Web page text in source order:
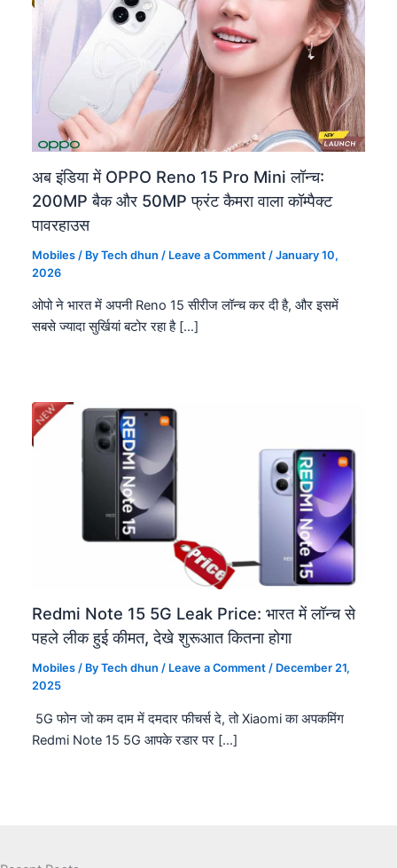
अब इंडिया में OPPO Reno 15 Pro Mini लॉन्च:
200MP बैक और 50MP फ्रंट कैमरा वाला कॉम्पैक्ट
पावरहाउस
Mobiles / ByTech dhun / Leave a Comment /January 10,
2026
ओपो ने भारत में अपनी Reno 15 सीरीज लॉन्च कर दी है, और इसमें
सबसे ज्यादा सुर्खियां बटोर रहा है […]
Redmi Note 15 5G Leak Price: भारत में लॉन्च से
पहले लीक हुई कीमत, देखे शुरूआत कितना होगा
Mobiles / ByTech dhun/ Leave a Comment / December 21,
2025
5G फोन जो कम दाम में दमदार फीचर्स दे, तो Xiaomi का अपकमिंग
Redmi Note 15 5G आपके रडार पर […]